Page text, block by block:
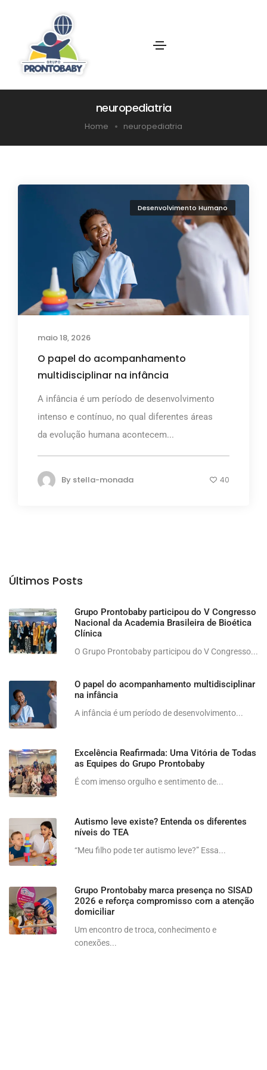
neuropediatria
Home neuropediatria
Desenvolvimento Humano
maio 18, 2026
O papel do acompanhamento
multidisciplinar na infância
A infância é um período de desenvolvimento
intenso e contínuo, no qual diferentes áreas
da evolução humana acontecem...
By stella-monada 40
Últimos Posts
Grupo Prontobaby participou do V Congresso
Nacional da Academia Brasileira de Bioética
Clínica
O Grupo Prontobaby participou do V Congresso...
O papel do acompanhamento multidisciplinar
na infância
A infância é um período de desenvolvimento...
Excelência Reafirmada: Uma Vitória de Todas
as Equipes do Grupo Prontobaby
É com imenso orgulho e sentimento de...
Autismo leve existe? Entenda os diferentes
níveis do TEA
“Meu filho pode ter autismo leve?” Essa...
Grupo Prontobaby marca presença no SISAD
2026 e reforça compromisso com a atenção
domiciliar
Um encontro de troca, conhecimento e
conexões...